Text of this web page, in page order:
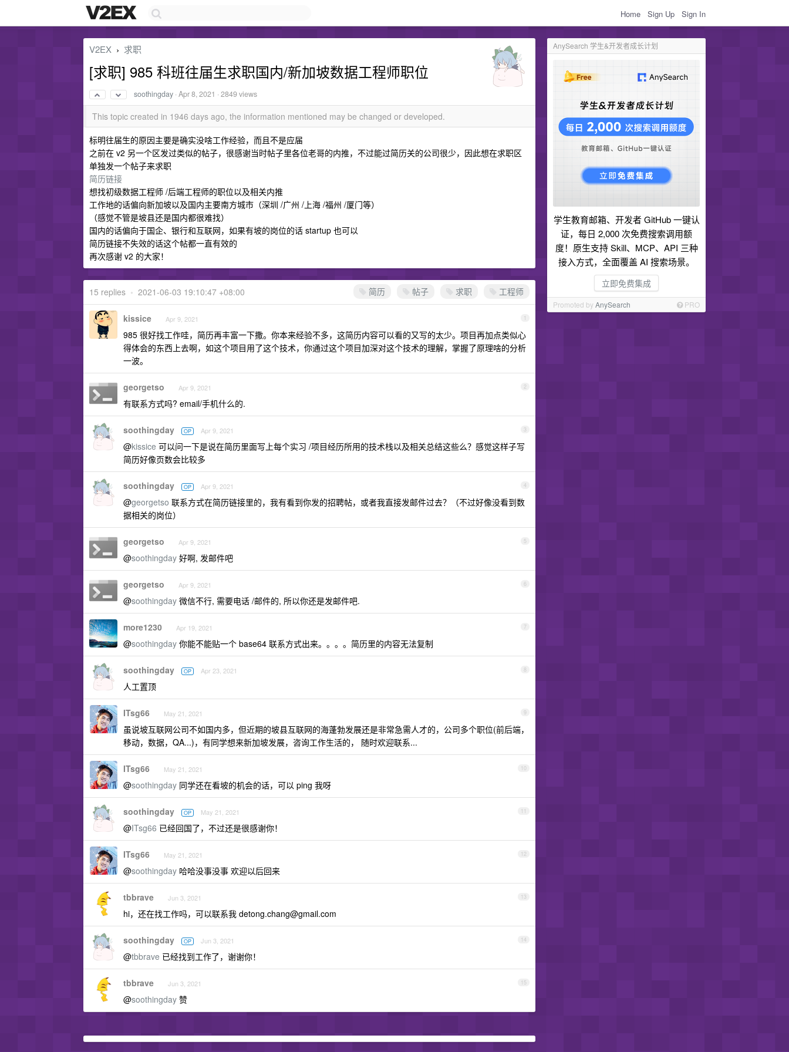
Home Sign Up Sign In
AnySearch 学生&开发者成长计划
学生教育邮箱、开发者 GitHub 一键认
证，每日 2,000 次免费搜索调用额
度！原生支持 Skill、MCP、API 三种
接入方式，全面覆盖 AI 搜索场景。
立即免费集成
Promoted byAnySearch PRO
V2EX › 求职
[求职] 985 科班往届生求职国内/新加坡数据工程师职位
soothingday ·Apr 8, 2021 · 2849 views
This topic created in 1946 days ago, the information mentioned may be changed or developed.
标明往届生的原因主要是确实没啥工作经验，而且不是应届
之前在 v2 另一个区发过类似的帖子，很感谢当时帖子里各位老哥的内推，不过能过简历关的公司很少，因此想在求职区
单独发一个帖子来求职
简历链接
想找初级数据工程师 /后端工程师的职位以及相关内推
工作地的话偏向新加坡以及国内主要南方城市（深圳 /广州 /上海 /福州 /厦门等）
（感觉不管是坡县还是国内都很难找）
国内的话偏向于国企、银行和互联网，如果有坡的岗位的话 startup 也可以
简历链接不失效的话这个帖都一直有效的
再次感谢 v2 的大家！
简历 帖子 求职 工程师
15 replies • 2021-06-03 19:10:47 +08:00
1
kissice Apr 9, 2021
985 很好找工作哇，简历再丰富一下撒。你本来经验不多，这简历内容可以看的又写的太少。项目再加点类似心
得体会的东西上去啊，如这个项目用了这个技术，你通过这个项目加深对这个技术的理解，掌握了原理啥的分析
一波。
2
georgetso Apr 9, 2021
有联系方式吗? email/手机什么的.
3
soothingday OP Apr 9, 2021
@kissice 可以问一下是说在简历里面写上每个实习 /项目经历所用的技术栈以及相关总结这些么？感觉这样子写
简历好像页数会比较多
4
soothingday OP Apr 9, 2021
@georgetso 联系方式在简历链接里的，我有看到你发的招聘帖，或者我直接发邮件过去？（不过好像没看到数
据相关的岗位）
5
georgetso Apr 9, 2021
@soothingday 好啊, 发邮件吧
6
georgetso Apr 9, 2021
@soothingday 微信不行, 需要电话 /邮件的, 所以你还是发邮件吧.
7
more1230 Apr 19, 2021
@soothingday 你能不能贴一个 base64 联系方式出来。。。。简历里的内容无法复制
8
soothingday OP Apr 23, 2021
人工置顶
9
ITsg66 May 21, 2021
虽说坡互联网公司不如国内多，但近期的坡县互联网的海蓬勃发展还是非常急需人才的，公司多个职位(前后端，
移动，数据，QA...)，有同学想来新加坡发展，咨询工作生活的， 随时欢迎联系...
10
ITsg66 May 21, 2021
@soothingday 同学还在看坡的机会的话，可以 ping 我呀
11
soothingday OP May 21, 2021
@ITsg66 已经回国了，不过还是很感谢你！
12
ITsg66 May 21, 2021
@soothingday 哈哈没事没事 欢迎以后回来
13
tbbrave Jun 3, 2021
hi，还在找工作吗，可以联系我 detong.chang@gmail.com
14
soothingday OP Jun 3, 2021
@tbbrave 已经找到工作了，谢谢你！
15
tbbrave Jun 3, 2021
@soothingday 赞